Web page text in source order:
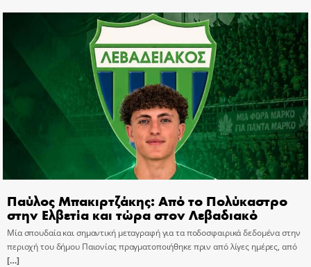
Παύλος Μπακιρτζάκης: Από το Πολύκαστρο
στην Ελβετία και τώρα στον Λεβαδιακό
Μία σπουδαία και σημαντική μεταγραφή για τα ποδοσφαιρικά δεδομένα στην
περιοχή του δήμου Παιονίας πραγματοποιήθηκε πριν από λίγες ημέρες, από
[…]